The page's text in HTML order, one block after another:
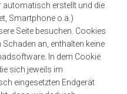
automatisch erstellt und die
Smartphone o.ä.)
Seite besuchen. Cookies
an, enthalten keine
In dem Cookie
sich jeweils im
eingesetzten Endgerät